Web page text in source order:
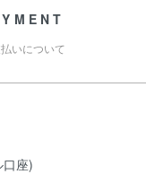
いについて
座)